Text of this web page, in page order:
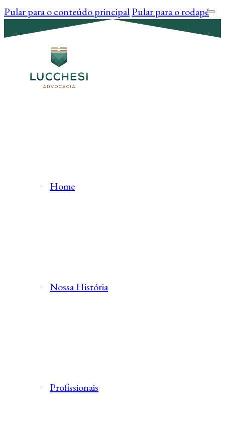
Pular para o conteúdo principalPular para o rodapé
Home
Nossa História
Profissionais